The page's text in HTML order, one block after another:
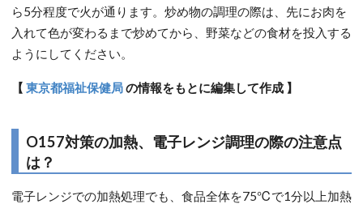
ら5分程度で火が通ります。炒め物の調理の際は、先にお肉を
入れて色が変わるまで炒めてから、野菜などの食材を投入する
ようにしてください。
【 東京都福祉保健局の情報をもとに編集して作成 】
O157対策の加熱、電子レンジ調理の際の注意点
は？
電子レンジでの加熱処理でも、食品全体を75℃で1分以上加熱